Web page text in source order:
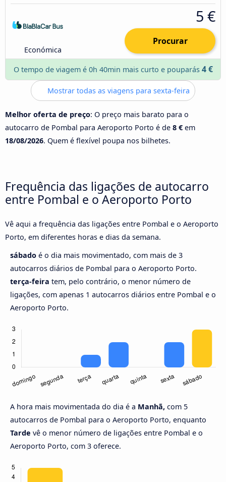
Económica
5 €
Procurar
O tempo de viagem é 0h 40min mais curto e pouparás 4 €
Mostrar todas as viagens para sexta-feira
Melhor oferta de preço: O preço mais barato para o
autocarro de Pombal para Aeroporto Porto é de 8 € em
18/08/2026. Quem é flexível poupa nos bilhetes.
Frequência das ligações de autocarro
entre Pombal e o Aeroporto Porto
Vê aqui a frequência das ligações entre Pombal e o Aeroporto
Porto, em diferentes horas e dias da semana.
sábado é o dia mais movimentado, com mais de 3
autocarros diários de Pombal para o Aeroporto Porto.
terça-feira tem, pelo contrário, o menor número de
ligações, com apenas 1 autocarros diários entre Pombal e o
Aeroporto Porto.
A hora mais movimentada do dia é a Manhã, com 5
autocarros de Pombal para o Aeroporto Porto, enquanto
Tarde vê o menor número de ligações entre Pombal e o
Aeroporto Porto, com 3 oferece.